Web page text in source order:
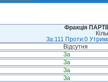
Фракція
За:111 Проти:0
Відсутня
За
За
За
За